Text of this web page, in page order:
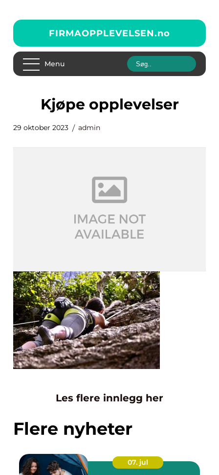
FIRMAOPPLEVELSEN.no
Menu
kjøpe opplevelser
29 oktober 2023 admin
Les flere innlegg her
Flere nyheter
07. jul